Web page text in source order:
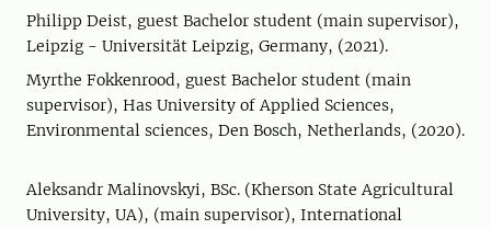
Philipp Deist, guest Bachelor student (main supervisor),
Leipzig - Universität Leipzig, Germany, (2021).
Myrthe Fokkenrood, guest Bachelor student (main
supervisor), Has University of Applied Sciences,
Environmental sciences, Den Bosch, Netherlands, (2020).
Aleksandr Malinovskyi, BSc. (Kherson State Agricultural
University, UA), (main supervisor), International